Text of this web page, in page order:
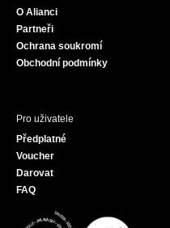
O Alianci
Partneři
Ochrana soukromí
Obchodní podmínky
Pro uživatele
Předplatné
Voucher
Darovat
FAQ